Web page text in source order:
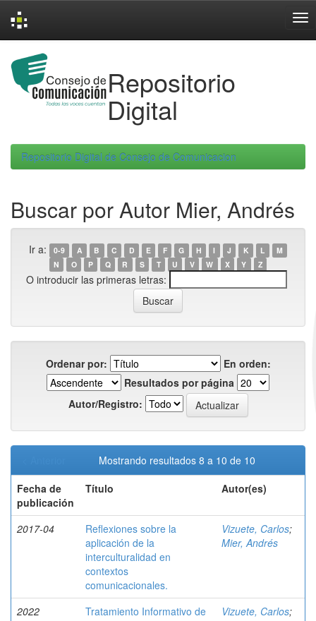
navigation
Repositorio
Digital
Repositorio Digital de Consejo de Comunicacion
Buscar por Autor Mier, Andrés
Ir a: 0-9 A B C D E F G H I J K L
M
N
O P Q R S T U V W X Y Z
O introducir las primeras letras:
Ordenar por:
En orden:
Resultados por página
Autor/Registro:
Mostrando resultados 8 a 10 de 10
Fecha de
publicación
Título Autor(es)
2017-04
Reflexiones sobre la
aplicación de la
interculturalidad en
contextos
comunicacionales.
Vizuete, Carlos;
Mier, Andrés
2022
Tratamiento Informativo de
Vizuete, Carlos;